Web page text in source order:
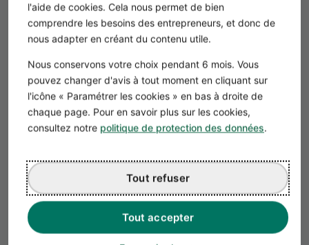
l'aide de cookies. Cela nous permet de bien
comprendre les besoins des entrepreneurs, et donc de
nous adapter en créant du contenu utile.
Nous conservons votre choix pendant 6 mois. Vous
pouvez changer d'avis à tout moment en cliquant sur
l'icône « Paramétrer les cookies » en bas à droite de
chaque page. Pour en savoir plus sur les cookies,
consultez notre politique de protection des données.
Tout accepter
Tout refuser
fabrication de bougies
Votre business plan doit débuter par une
présentation concise de votre activité de
fabrication de bougies.
Expliquez clairement votre concept, en
vos produits, tels que l'utilisation de cire
naturelle, les parfums personnalisés, ou les
designs originaux.
Décrivez votre clientèle cible, qu'elle soit
constituée de particuliers en quête
d'ambiance cosy pour leur intérieur ou de
professionnels (comme des spas et des